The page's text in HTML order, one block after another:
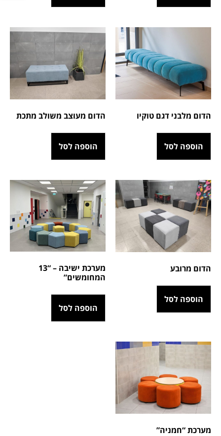
הדום מלבני דגם טוקיו
הוספה לסל
הדום מעוצב משולב מתכת
הוספה לסל
הדום מרובע
הוספה לסל
מערכת ישיבה – “13
המחומשים”
הוספה לסל
מערכת “חמניה”